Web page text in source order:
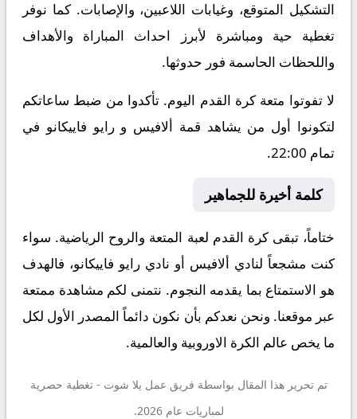
التشكيل المتوقع، وغيابات اللاعبين، والإصابات. كما نوفر
تغطية حية ومباشرة لأبرز احداث المباراة والأهداف
واللحظات الحاسمة فور حدوثها.
لا تفوتوا متعة كرة القدم اليوم. تأكدوا من ضبط ساعاتكم
لتكونوا أول من يشاهد قمة ألافيس و رايو فاييكانو في
تمام 22:00.
كلمة أخيرة للجماهير
ختاماً، تبقى كرة القدم لعبة المتعة والروح الرياضية. سواء
كنت مشجعاً لنادي ألافيس أو نادي رايو فاييكانو، فالهدف
هو الاستمتاع بما يقدمه النجوم. نتمنى لكم مشاهدة ممتعة
عبر موقعنا. ونحن نعدكم بأن نكون دائماً المصدر الأول لكل
ما يخص عالم الكرة الاوروبية والعالمية.
تم تحرير هذا المقال بواسطة فريق عمل يلا شوت - تغطية حصرية
لمباريات عام 2026.